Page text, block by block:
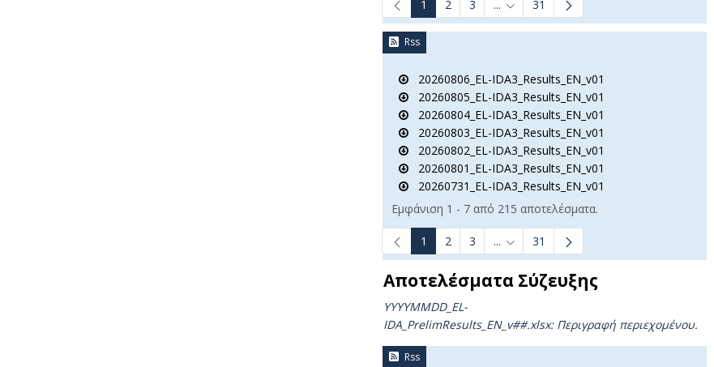
1 2 3 ... Ενδιάμεσες σελίδες Use TAB to navigate.
31
Rss
20260806_EL-IDA3_Results_EN_v01
20260805_EL-IDA3_Results_EN_v01
20260804_EL-IDA3_Results_EN_v01
20260803_EL-IDA3_Results_EN_v01
20260802_EL-IDA3_Results_EN_v01
20260801_EL-IDA3_Results_EN_v01
20260731_EL-IDA3_Results_EN_v01
Εμφάνιση 1 - 7 από 215 αποτελέσματα.
1 2 3 ... Ενδιάμεσες σελίδες Use TAB to navigate.
31
Αποτελέσματα Σύζευξης
YYYYMMDD_EL-
IDA_PrelimResults_ΕΝ_v##.xlsx:Περιγραφή περιεχομένου.
Rss